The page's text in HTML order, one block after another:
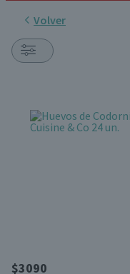
Volver
$3090